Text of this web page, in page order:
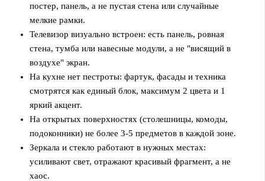
постер, панель, а не пустая стена или случайные
мелкие рамки.
Телевизор визуально встроен: есть панель, ровная
стена, тумба или навесные модули, а не "висящий в
воздухе" экран.
На кухне нет пестроты: фартук, фасады и техника
смотрятся как единый блок, максимум 2 цвета и 1
яркий акцент.
На открытых поверхностях (столешницы, комоды,
подоконники) не более 3-5 предметов в каждой зоне.
Зеркала и стекло работают в нужных местах:
усиливают свет, отражают красивый фрагмент, а не
хаос.